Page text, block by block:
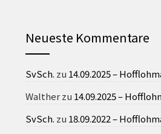
Neueste Kommentare
SvSch. zu 14.09.2025 –
Waltherzu 14.09.2025 –
SvSch. zu 18.09.2022 –